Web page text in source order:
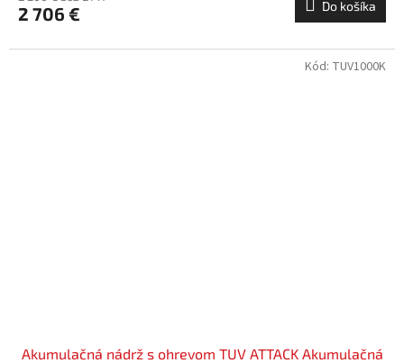
2 706 € Do košíka
Akumulačná nádrž s ohrevom TUV ATTACK Akumulačná
Kód: TUV1000K